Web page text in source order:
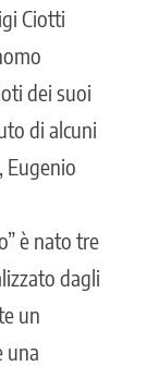
Ciotti
dei suoi
di alcuni
Eugenio
è nato tre
dagli
un
una